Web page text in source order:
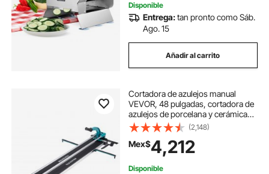
Disponible
Entrega:tan pronto como Sáb.
Ago. 15
Añadir al carrito
Cortadora de azulejos manual
VEVOR, 48 pulgadas, cortadora de
azulejos de porcelana y cerámica
con disco de corte de carburo de
tungsteno, posicionamiento
infrarrojo, patas antideslizantes,
rieles dobles para instaladores
profesionales o principiantes.
(2,148)
Mex$4,212
Disponible